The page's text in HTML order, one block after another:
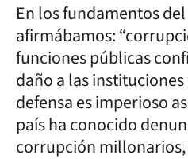
En los fundamentos
afirmábamos:
funciones públicas
daño a las
defensa es imperioso
país ha conocido
corrupción